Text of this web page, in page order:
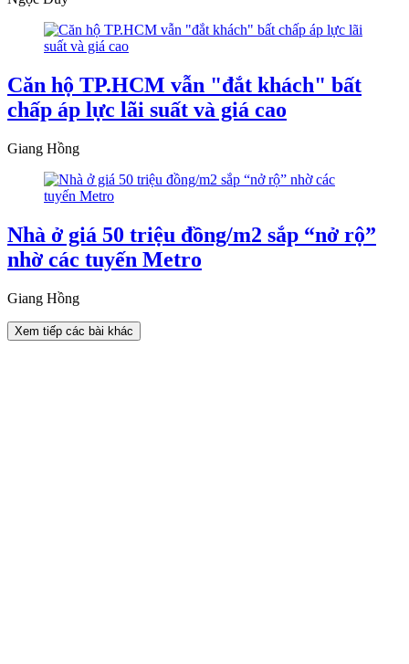
Căn hộ TP.HCM vẫn "đắt khách" bất
chấp áp lực lãi suất và giá cao
Giang Hồng
Nhà ở giá 50 triệu đồng/m2 sắp “nở rộ”
nhờ các tuyến Metro
Giang Hồng
Xem tiếp các bài khác